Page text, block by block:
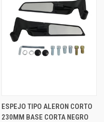
ESPEJO TIPO ALERON CORTO
230MM BASE CORTA NEGRO